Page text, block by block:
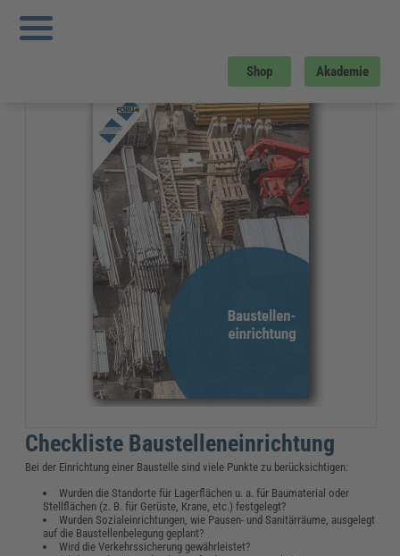
Shop Akademie
Sie sind hier:
Checkliste Baustelleneinrichtung
Checkliste Baustelleneinrichtung
Bei der Einrichtung einer Baustelle sind viele Punkte zu berücksichtigen:
Wurden die Standorte für Lagerflächen u. a. für Baumaterial oder
Stellflächen (z. B. für Gerüste, Krane, etc.) festgelegt?
Wurden Sozialeinrichtungen, wie Pausen- und Sanitärräume, ausgelegt
auf die Baustellenbelegung geplant?
Wird die Verkehrssicherung gewährleistet?